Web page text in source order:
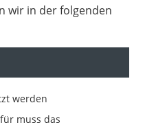
wir in der folgenden
werden
muss das